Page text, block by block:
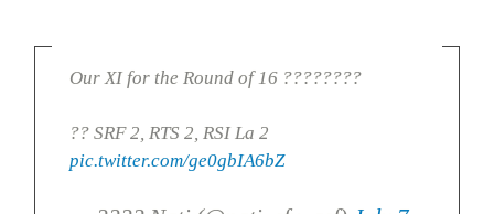
Our XI for the Round of 16 ????????
?? SRF 2, RTS 2, RSI La 2
pic.twitter.com/ge0gbIA6bZ